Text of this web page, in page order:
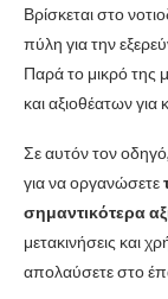
Βρίσκεται στο
πύλη για την
Παρά το μικρό της
και αξιοθέατων για
Σε αυτόν τον
για να οργανώσετε
σημαντικότερα
μετακινήσεις και
απολαύσετε στο